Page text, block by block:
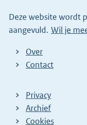
Deze website wordt
aangevuld. Wil je
Over
Contact
Privacy
Archief
Cookies